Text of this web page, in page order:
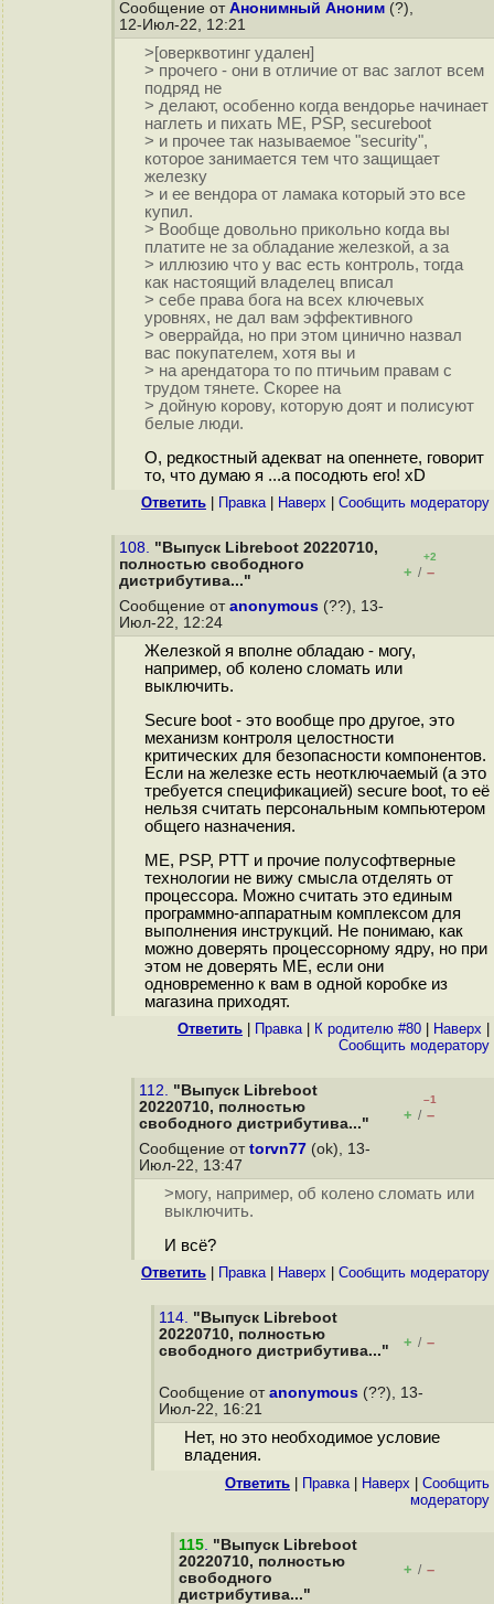
Сообщение от Анонимный Аноним (?),
12-Июл-22, 12:21
>[оверквотинг удален]
> прочего - они в отличие от вас заглот всем
подряд не
> делают, особенно когда вендорье начинает
наглеть и пихать ME, PSP, secureboot
> и прочее так называемое "security",
которое занимается тем что защищает
железку
> и ее вендора от ламака который это все
купил.
> Вообще довольно прикольно когда вы
платите не за обладание железкой, а за
> иллюзию что у вас есть контроль, тогда
как настоящий владелец вписал
> себе права бога на всех ключевых
уровнях, не дал вам эффективного
> оверрайда, но при этом цинично назвал
вас покупателем, хотя вы и
> на арендатора то по птичьим правам с
трудом тянете. Скорее на
> дойную корову, которую доят и полисуют
белые люди.
О, редкостный адекват на опеннете, говорит
то, что думаю я ...а посодють его! xD
Ответить Правка| Наверх Cообщить модератору
108. "Выпуск Libreboot 20220710,
полностью свободного
дистрибутива..."
+2
+ / –
Сообщение от anonymous (??), 13-
Июл-22, 12:24
Железкой я вполне обладаю - могу,
например, об колено сломать или
выключить.
Secure boot - это вообще про другое, это
механизм контроля целостности
критических для безопасности компонентов.
Если на железке есть неотключаемый (а это
требуется спецификацией) secure boot, то её
нельзя считать персональным компьютером
общего назначения.
ME, PSP, PTT и прочие полусофтверные
технологии не вижу смысла отделять от
процессора. Можно считать это единым
программно-аппаратным комплексом для
выполнения инструкций. Не понимаю, как
можно доверять процессорному ядру, но при
этом не доверять ME, если они
одновременно к вам в одной коробке из
магазина приходят.
Ответить Правка| К родителю #80 Наверх
Cообщить модератору
112. "Выпуск Libreboot
20220710, полностью
свободного дистрибутива..."
–1
+ / –
Сообщение от torvn77 (ok), 13-
Июл-22, 13:47
>могу, например, об колено сломать или
выключить.
И всё?
Ответить Правка| Наверх Cообщить модератору
114. "Выпуск Libreboot
20220710, полностью
свободного дистрибутива..."
+ / –
Сообщение от anonymous (??), 13-
Июл-22, 16:21
Нет, но это необходимое условие
владения.
Ответить Правка| Наверх
Cообщить
модератору
115. "Выпуск Libreboot
20220710, полностью
свободного
дистрибутива..."
+ / –